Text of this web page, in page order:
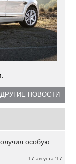
ДРУГИЕ НОВОСТИ
17 августа '17
особую